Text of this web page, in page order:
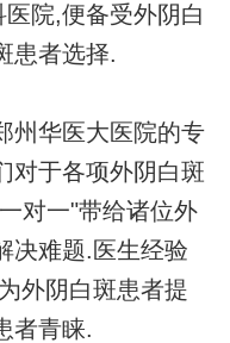
院,便备受外阴白
患者选择.
华医大医院的专
对于各项外阴白斑
对一"带给诸位外
决难题.医生经验
外阴白斑患者提
者青睐.